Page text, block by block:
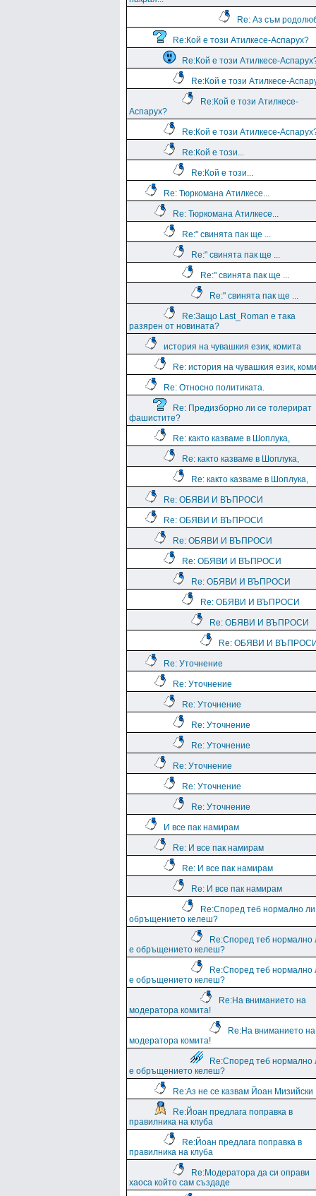
Re: Аз съм
Re:Кой е този Атилкесе-Аспарух?
Re:Кой е този Атилкесе-
Re:Кой е този Атилкесе-
Re:Кой е този Атилкесе-
Аспарух?
Re:Кой е този Атилкесе-
Re:Кой е този...
Re:Кой е този...
Re: Тюркомана Атилкесе...
Re: Тюркомана Атилкесе...
Re:" свинята пак ще ...
Re:" свинята пак ще ...
Re:" свинята пак ще ...
Re:" свинята пак ще ...
Re:Защо Last_Roman e така
разярен от новината?
история на чувашкия език, комита
Re: история на чувашкия език,
Re: Относно политиката.
Re: Предизборно ли се толерират
фашистите?
Re: както казваме в Шоплука,
Re: както казваме в Шоплука,
Re: както казваме в Шоплука,
Re: ОБЯВИ И ВЪПРОСИ
Re: ОБЯВИ И ВЪПРОСИ
Re: ОБЯВИ И ВЪПРОСИ
Re: ОБЯВИ И ВЪПРОСИ
Re: ОБЯВИ И ВЪПРОСИ
Re: ОБЯВИ И ВЪПРОСИ
Re: ОБЯВИ И ВЪПРОСИ
Re: ОБЯВИ И
Re: Уточнение
Re: Уточнение
Re: Уточнение
Re: Уточнение
Re: Уточнение
Re: Уточнение
Re: Уточнение
Re: Уточнение
И все пак намирам
Re: И все пак намирам
Re: И все пак намирам
Re: И все пак намирам
Re:Според теб нормално
обръщението келеш?
Re:Според теб нормално
е обръщението келеш?
Re:Според теб нормално
е обръщението келеш?
Re:На вниманието на
модератора комита!
Re:На вниманието на
модератора комита!
Re:Според теб нормално
е обръщението келеш?
Re:Аз не се казвам Йоан Мизийски
Re:Йоан предлага поправка в
правилника на клуба
Re:Йоан предлага поправка в
правилника на клуба
Re:Модератора да си оправи
хаоса който сам създаде